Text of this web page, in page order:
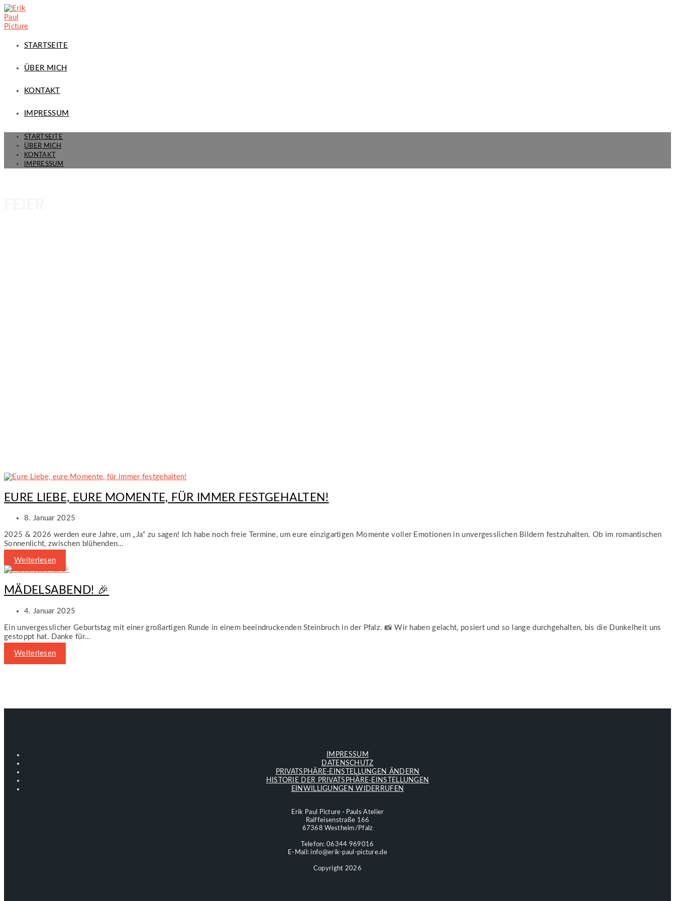
STARTSEITE
ÜBER MICH
KONTAKT
IMPRESSUM
STARTSEITE
ÜBER MICH
KONTAKT
IMPRESSUM
EURE LIEBE, EURE MOMENTE, FÜR IMMER FESTGEHALTEN!
8. Januar 2025
2025 & 2026 werden eure Jahre, um „Ja“ zu sagen! Ich habe noch freie Termine, um eure einzigartigen Momente voller Emotionen in unvergesslichen Bildern festzuhalten. Ob im romantischen
Sonnenlicht, zwischen blühenden…
Weiterlesen
MÄDELSABEND! 🎉
4. Januar 2025
Ein unvergesslicher Geburtstag mit einer großartigen Runde in einem beeindruckenden Steinbruch in der Pfalz. 📸 Wir haben gelacht, posiert und so lange durchgehalten, bis die Dunkelheit uns
gestoppt hat. Danke für…
Weiterlesen
IMPRESSUM
DATENSCHUTZ
PRIVATSPHÄRE-EINSTELLUNGEN ÄNDERN
HISTORIE DER PRIVATSPHÄRE-EINSTELLUNGEN
EINWILLIGUNGEN WIDERRUFEN
Erik Paul Picture · Pauls Atelier
Raiffeisenstraße 166
67368 Westheim/Pfalz
Telefon: 06344 969016
E-Mail: info@erik-paul-picture.de
Copyright 2026